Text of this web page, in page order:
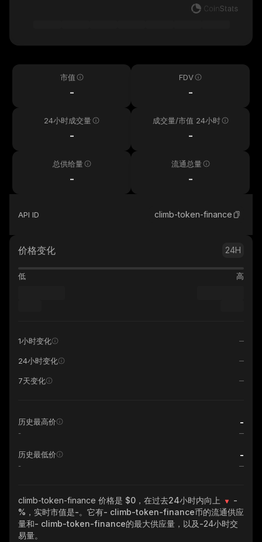
市值
-
FDV
-
24小时成交量
-
成交量/市值 24小时
-
总供给量
-
流通总量
-
API ID climb-token-finance
价格变化 24H
低 高
1小时变化
24小时变化
7天变化
历史最高价 -
-
历史最低价 -
-
climb-token-finance 价格是 $0，在过去24小时内向上
-
% ，实时市值是-。它有- climb-token-finance币的流通供应
量和- climb-token-finance的最大供应量，以及-24小时交
易量。